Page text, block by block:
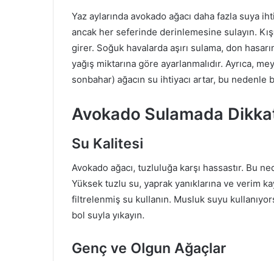
Yaz aylarında avokado ağacı daha fazla suya
ancak her seferinde derinlemesine sulayın.
girer. Soğuk havalarda aşırı sulama, don
yağış miktarına göre ayarlanmalıdır. Ayrıca,
sonbahar) ağacın su ihtiyacı artar, bu
Avokado Sulamada
Su Kalitesi
Avokado ağacı, tuzluluğa karşı hassastır. Bu
Yüksek tuzlu su, yaprak yanıklarına ve verim
filtrelenmiş su kullanın. Musluk suyu
bol suyla yıkayın.
Genç ve Olgun Ağaçlar